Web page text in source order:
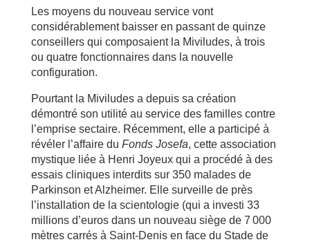
Les moyens du nouveau service vont
considérablement baisser en passant de quinze
conseillers qui composaient la Miviludes, à trois
ou quatre fonctionnaires dans la nouvelle
configuration.
Pourtant la Miviludes a depuis sa création
démontré son utilité au service des familles contre
l’emprise sectaire. Récemment, elle a participé à
révéler l’affaire du Fonds Josefa, cette association
mystique liée à Henri Joyeux qui a procédé à des
essais cliniques interdits sur 350 malades de
Parkinson et Alzheimer. Elle surveille de près
l’installation de la scientologie (qui a investi 33
millions d’euros dans un nouveau siège de 7 000
mètres carrés à Saint-Denis en face du Stade de